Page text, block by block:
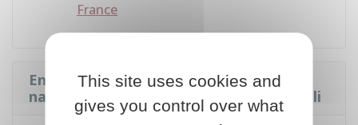
France
Envoyer ou déposer la demande de
nationalité française de l'enfant recueilli
This site uses cookies and
gives you control over what